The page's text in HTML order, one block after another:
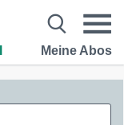
Meine Abos